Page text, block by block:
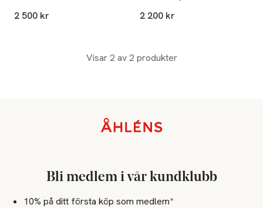
2 500 kr
2 200 kr
Visar 2 av 2 produkter
Bli medlem i vår kundklubb
10% på ditt första köp som medlem*